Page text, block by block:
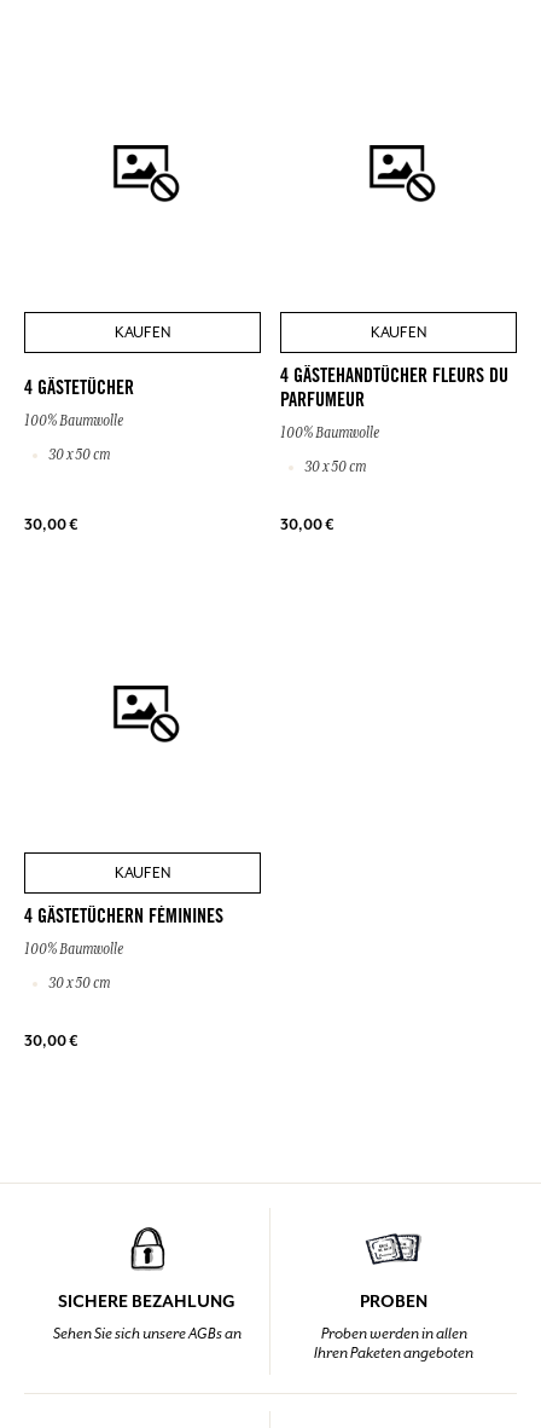
KAUFEN
4 GÄSTETÜCHER
100% Baumwolle
30 x 50 cm
30,00 €
KAUFEN
4 GÄSTEHANDTÜCHER FLEURS DU
PARFUMEUR
100% Baumwolle
30 x 50 cm
30,00 €
KAUFEN
4 GÄSTETÜCHERN FÉMININES
100% Baumwolle
30 x 50 cm
30,00 €
SICHERE BEZAHLUNG
Sehen Sie sich unsere AGBs an
PROBEN
Proben werden in allen
Ihren Paketen angeboten